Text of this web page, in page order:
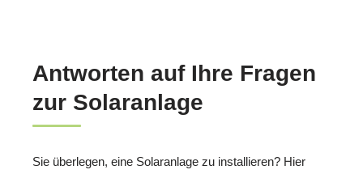
Antworten auf Ihre Fragen
zur Solaranlage
Sie überlegen, eine Solaranlage zu installieren? Hier